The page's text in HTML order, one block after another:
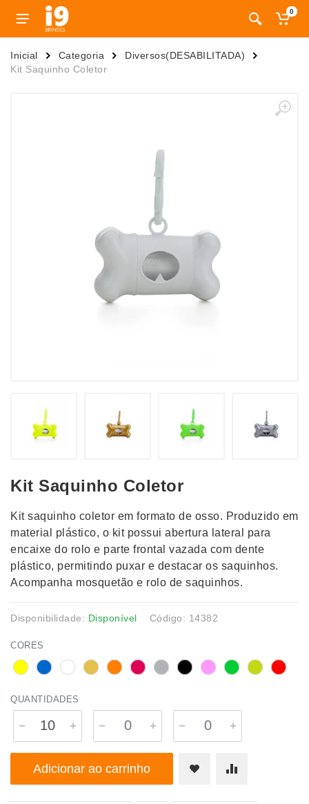
0
Inicial Categoria
Diversos(DESABILITADA)
Kit Saquinho Coletor
Kit Saquinho Coletor
Kit saquinho coletor em formato de osso. Produzido em
material plástico, o kit possui abertura lateral para
encaixe do rolo e parte frontal vazada com dente
plástico, permitindo puxar e destacar os saquinhos.
Acompanha mosquetão e rolo de saquinhos.
Disponibilidade: Disponível Código: 14382
CORES
QUANTIDADES
Adicionar ao carrinho